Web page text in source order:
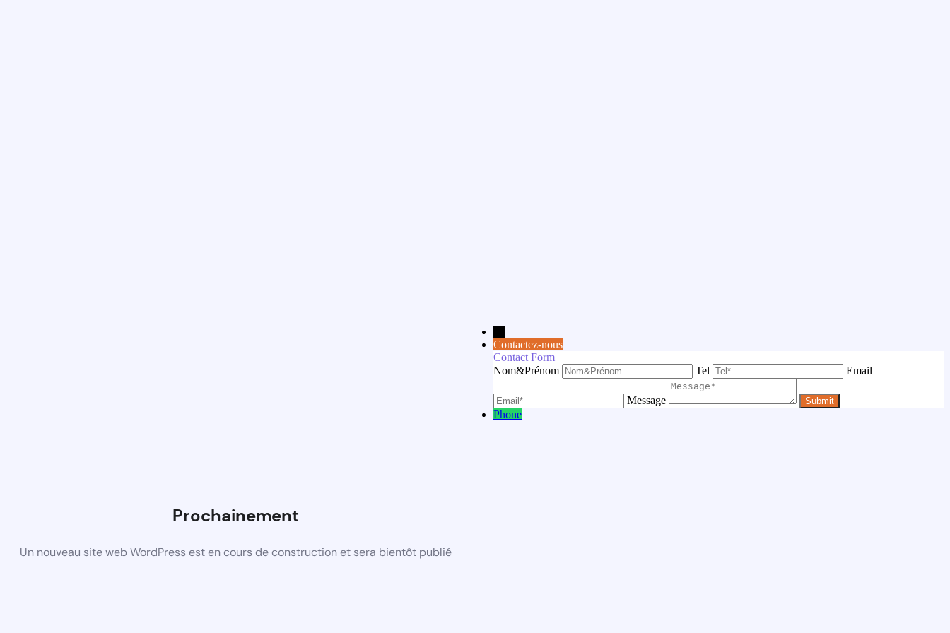
Prochainement
Un nouveau site web WordPress est en cours de construction et sera bientôt publié
Contactez-nous
Contact Form
Nom&Prénom
Tel Email
Message
Phone